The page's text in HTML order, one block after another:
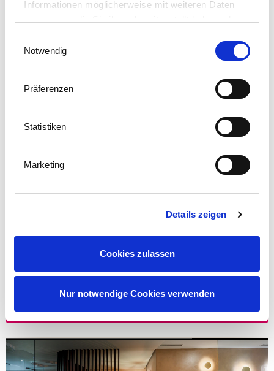
Informationen möglicherweise mit weiteren Daten
gesammelt haben. Sie geben Einwilligung zu
Notwendig
Präferenzen
Statistiken
Marketing
Details zeigen
Cookies zulassen
Nur notwendige Cookies verwenden
Hotel (5*) in Opatija, liegt direkt an der Küstenpromenade
JETZT BUCHEN!